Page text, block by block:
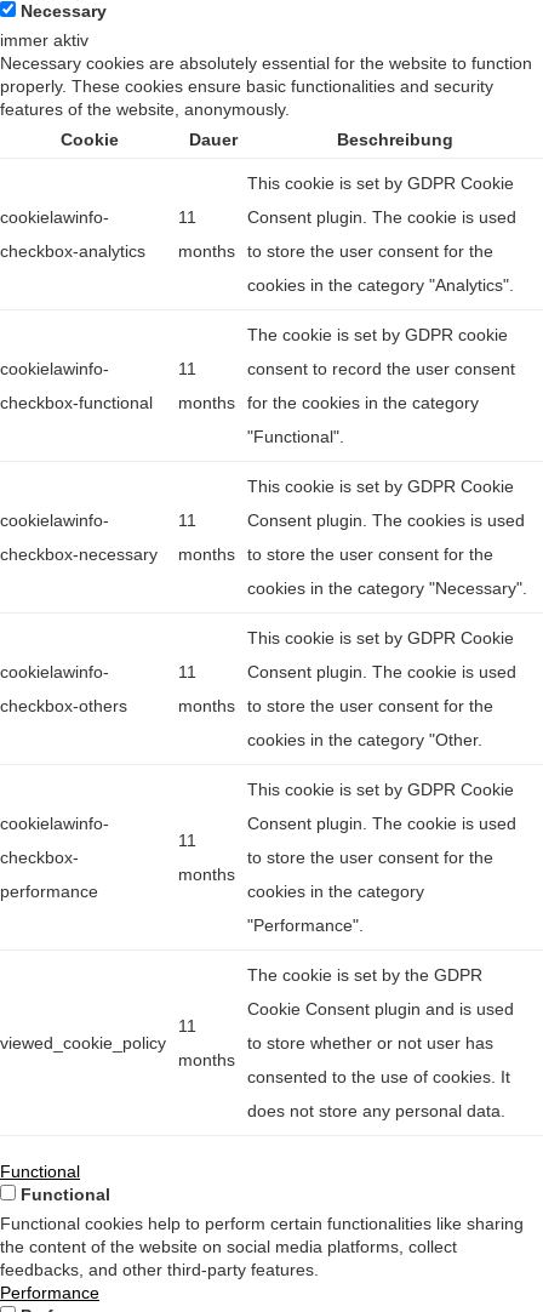
Necessary
immer aktiv
Necessary cookies are absolutely essential for the website to function
properly. These cookies ensure basic functionalities and security
features of the website, anonymously.
Cookie
Dauer Beschreibung
cookielawinfo-
checkbox-analytics
11
months
This cookie is set by GDPR Cookie
Consent plugin. The cookie is used
to store the user consent for the
cookies in the category "Analytics".
cookielawinfo-
checkbox-functional
11
months
The cookie is set by GDPR cookie
consent to record the user consent
for the cookies in the category
"Functional".
cookielawinfo-
checkbox-necessary
11
months
This cookie is set by GDPR Cookie
Consent plugin. The cookies is used
to store the user consent for the
cookies in the category "Necessary".
cookielawinfo-
checkbox-others
11
months
This cookie is set by GDPR Cookie
Consent plugin. The cookie is used
to store the user consent for the
cookies in the category "Other.
cookielawinfo-
checkbox-
performance
11
months
This cookie is set by GDPR Cookie
Consent plugin. The cookie is used
to store the user consent for the
cookies in the category
"Performance".
viewed_cookie_policy
11
months
The cookie is set by the GDPR
Cookie Consent plugin and is used
to store whether or not user has
consented to the use of cookies. It
does not store any personal data.
Functional
Functional
Functional cookies help to perform certain functionalities like sharing
the content of the website on social media platforms, collect
feedbacks, and other third-party features.
Performance